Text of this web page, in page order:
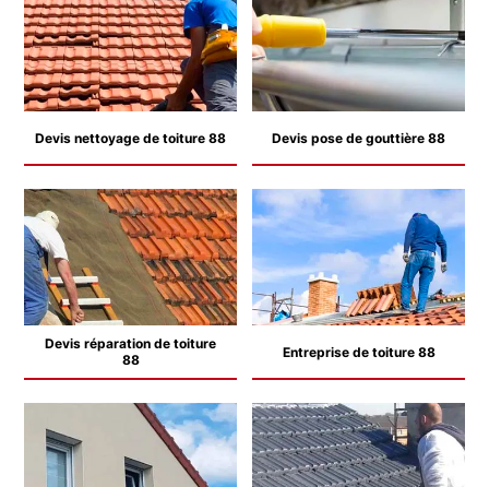
Devis nettoyage de toiture 88 Devis pose de gouttière 88
Devis réparation de toiture
88
Entreprise de toiture 88